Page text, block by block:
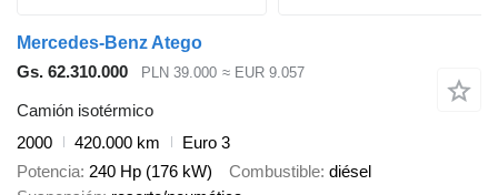
Mercedes-Benz Atego
Gs. 62.310.000
PLN 39.000 ≈ EUR 9.057
Camión isotérmico
2000
420.000 km
Euro 3
Potencia 240 Hp (176 kW) Combustible diésel